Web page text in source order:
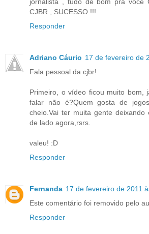
jornalista , tudo de bom pra você
CJBR , SUCESSO !!!
Responder
Adriano Cáurio 17 de fevereiro de
Fala pessoal da cjbr!
Primeiro, o vídeo ficou muito bom,
falar não é?Quem gosta de
cheio.Vai ter muita gente
de lado agora,rsrs.
valeu! :D
Responder
Fernanda 17 de fevereiro de 2011
Este comentário foi removido pelo
Responder